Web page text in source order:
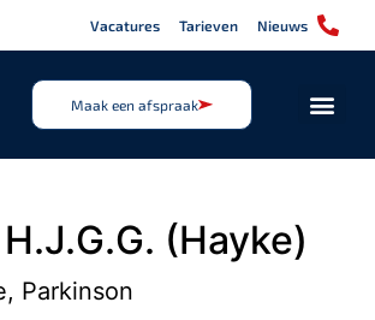
Vacatures Tarieven Nieuws
Maak een afspraak
(Hayke)
Parkinson